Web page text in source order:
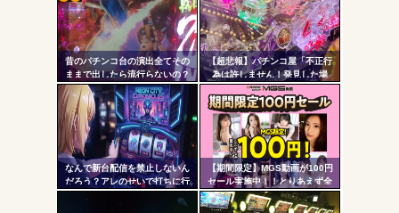
AngelBeats!とかいうクソアニメの思い出ｗｗｗ
Powered by livedoor 相互RSS
昔のパチンコ台の演出全てその
ままで出したら流行らないの？
【超悲報】パチンコ屋「不正行
為は許しません！発見した場
合、警察へ通報します
よ！！！」
なんで新台配信を禁止しないん
だろう？アレのせいで打ちに行
【期間限定】MGS動画が100円
セール実施中！！とりあえず全
部買うやろｗｗｗｗｗ
コテ
リン
- 固
定リ
ンク
自動
更新
ツー